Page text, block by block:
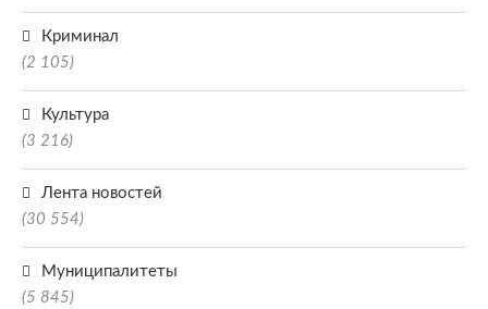
Криминал
(2 105)
Культура
(3 216)
Лента новостей
(30 554)
Муниципалитеты
(5 845)